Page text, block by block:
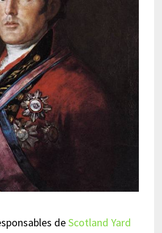
deScotland Yard